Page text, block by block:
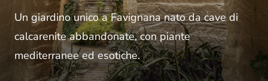
Un giardino unico a Favignana nato da cave di
calcarenite abbandonate, con piante
mediterranee ed esotiche.